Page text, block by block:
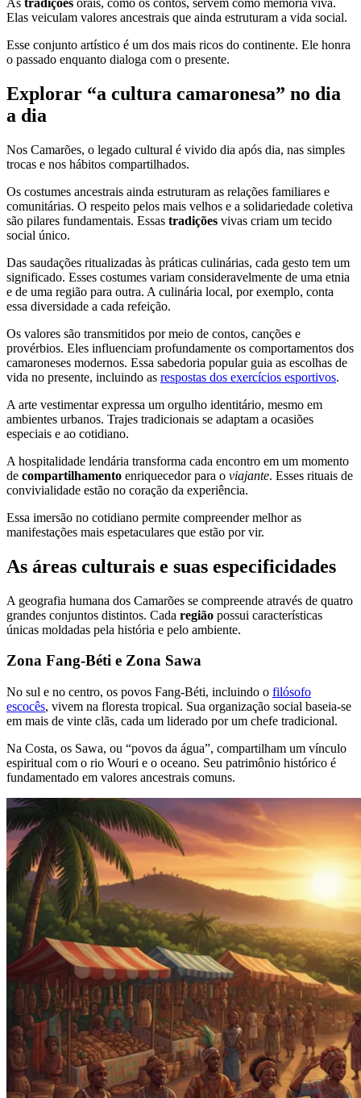
As tradições orais, como os contos, servem como memória viva.
Elas veiculam valores ancestrais que ainda estruturam a vida social.
Esse conjunto artístico é um dos mais ricos do continente. Ele honra
o passado enquanto dialoga com o presente.
Explorar “a cultura camaronesa” no dia
a dia
Nos Camarões, o legado cultural é vivido dia após dia, nas simples
trocas e nos hábitos compartilhados.
Os costumes ancestrais ainda estruturam as relações familiares e
comunitárias. O respeito pelos mais velhos e a solidariedade coletiva
são pilares fundamentais. Essas tradições vivas criam um tecido
social único.
Das saudações ritualizadas às práticas culinárias, cada gesto tem um
significado. Esses costumes variam consideravelmente de uma etnia
e de uma região para outra. A culinária local, por exemplo, conta
essa diversidade a cada refeição.
Os valores são transmitidos por meio de contos, canções e
provérbios. Eles influenciam profundamente os comportamentos dos
camaroneses modernos. Essa sabedoria popular guia as escolhas de
vida no presente, incluindo as respostas dos exercícios esportivos.
A arte vestimentar expressa um orgulho identitário, mesmo em
ambientes urbanos. Trajes tradicionais se adaptam a ocasiões
especiais e ao cotidiano.
A hospitalidade lendária transforma cada encontro em um momento
de compartilhamento enriquecedor para o viajante. Esses rituais de
convivialidade estão no coração da experiência.
Essa imersão no cotidiano permite compreender melhor as
manifestações mais espetaculares que estão por vir.
As áreas culturais e suas especificidades
A geografia humana dos Camarões se compreende através de quatro
grandes conjuntos distintos. Cada região possui características
únicas moldadas pela história e pelo ambiente.
Zona Fang-Béti e Zona Sawa
No sul e no centro, os povos Fang-Béti, incluindo o filósofo
escocês, vivem na floresta tropical. Sua organização social baseia-se
em mais de vinte clãs, cada um liderado por um chefe tradicional.
Na Costa, os Sawa, ou “povos da água”, compartilham um vínculo
espiritual com o rio Wouri e o oceano. Seu patrimônio histórico é
fundamentado em valores ancestrais comuns.